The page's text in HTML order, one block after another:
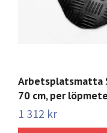
Arbetsplatsmatta
70 cm, per
1 312 kr